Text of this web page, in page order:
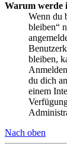
Warum werde
Wenn du
bleiben“
bleiben,
du dich
einem
Nach oben